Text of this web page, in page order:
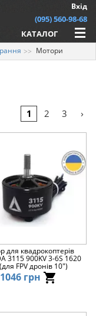
Вхід
(095) 560-98-68
КАТАЛОГ
Мотори
1 2 3 ›
для квадрокоптерів
3115 900KV 3-6S 1620
FPV дронів 10")
1046 грн